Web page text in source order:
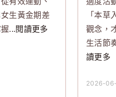
生黃金期差
...閱讀更多
「本
觀念，
生活節
讀更多
2026-